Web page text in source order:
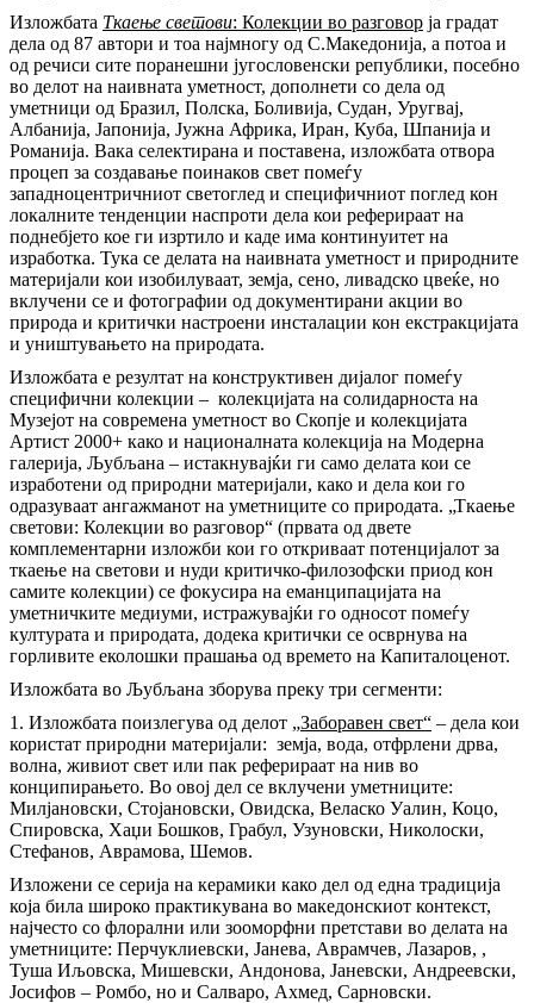
Изложбата Ткаење светови: Колекции во разговор ја градат
дела од 87 автори и тоа најмногу од С.Македонија, а потоа и
од речиси сите поранешни југословенски републики, посебно
во делот на наивната уметност, дополнети со дела од
уметници од Бразил, Полска, Боливија, Судан, Уругвај,
Албанија, Јапонија, Јужна Африка, Иран, Куба, Шпанија и
Романија. Вака селектирана и поставена, изложбата отвора
процеп за создавање поинаков свет помеѓу
западноцентричниот светоглед и специфичниот поглед кон
локалните тенденции наспроти дела кои реферираат на
поднебјето кое ги изртило и каде има континуитет на
изработка. Тука се делата на наивната уметност и природните
материјали кои изобилуваат, земја, сено, ливадско цвеќе, но
вклучени се и фотографии од документирани акции во
природа и критички настроени инсталации кон екстракцијата
и уништувањето на природата.
Изложбата е резултат на конструктивен дијалог помеѓу
специфични колекции – колекцијата на солидарноста на
Музејот на современа уметност во Скопје и колекцијата
Артист 2000+ како и националната колекција на Модерна
галерија, Љубљана – истакнувајќи ги само делата кои се
изработени од природни материјали, како и дела кои го
одразуваат ангажманот на уметниците со природата. „Ткаење
светови: Колекции во разговор“ (првата од двете
комплементарни изложби кои го откриваат потенцијалот за
ткаење на светови и нуди критичко-филозофски приод кон
самите колекции) се фокусира на еманципацијата на
уметничките медиуми, истражувајќи го односот помеѓу
културата и природата, додека критички се осврнува на
горливите еколошки прашања од времето на Капиталоценот.
Изложбата во Љубљана зборува преку три сегменти:
1. Изложбата поизлегува од делот „Заборавен свет“ – дела кои
користат природни материјали: земја, вода, отфрлени дрва,
волна, живиот свет или пак реферираат на нив во
конципирањето. Во овој дел се вклучени уметниците:
Милјановски, Стојановски, Овидска, Веласко Уалин, Коцо,
Спировска, Хаџи Бошков, Грабул, Узуновски, Николоски,
Стефанов, Аврамова, Шемов.
Изложени се серија на керамики како дел од една традиција
која била широко практикувана во македонскиот контекст,
најчесто со флорални или зооморфни претстави во делата на
уметниците: Перчуклиевски, Јанева, Аврамчев, Лазаров, ,
Туша Иљовска, Мишевски, Андонова, Јаневски, Андреевски,
Јосифов – Ромбо, но и Салваро, Ахмед, Сарновски.